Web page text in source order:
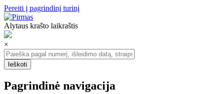
Pereiti į pagrindinį turinį
Alytaus krašto laikraštis
×
Pagrindinė navigacija